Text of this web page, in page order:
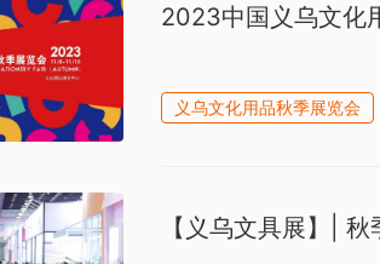
2023中国义乌文化
义乌文化用品秋季展览会
【义乌文具展】|